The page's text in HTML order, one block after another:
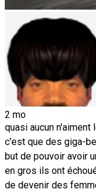
2 mo
quasi aucun n'aiment
c'est que des giga-
but de pouvoir avoir
en gros ils ont
de devenir des